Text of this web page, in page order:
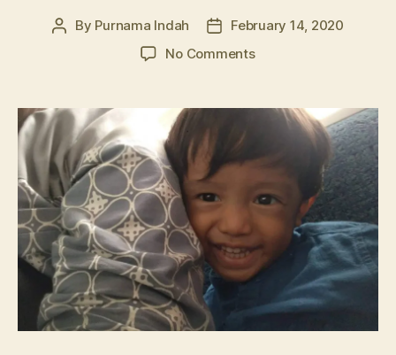
Post
By Purnama Indah
PostFebruary 14, 2020
No Commentson
Ibrahim